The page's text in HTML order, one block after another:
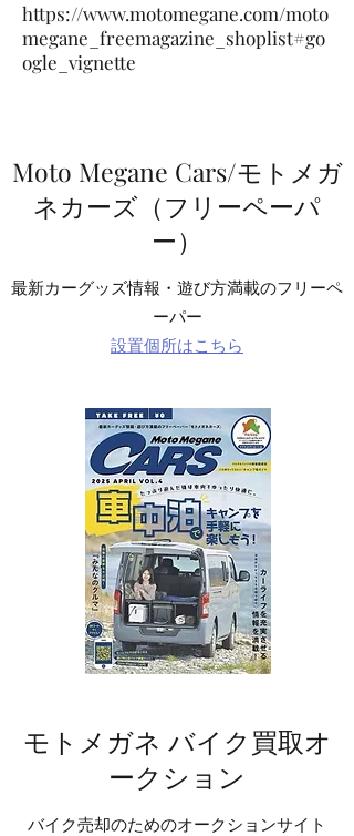
https://www.motomegane.com/moto
megane_freemagazine_shoplist#go
ogle_vignette
Moto Megane Cars/モトメガ
ネカーズ（フリーペーパ
ー）
​最新カーグッズ情報・遊び方満載のフリーペ
ーパー
​設置個所はこちら
モトメガネ バイク買取オ
ークション
バイク売却のためのオークションサイト